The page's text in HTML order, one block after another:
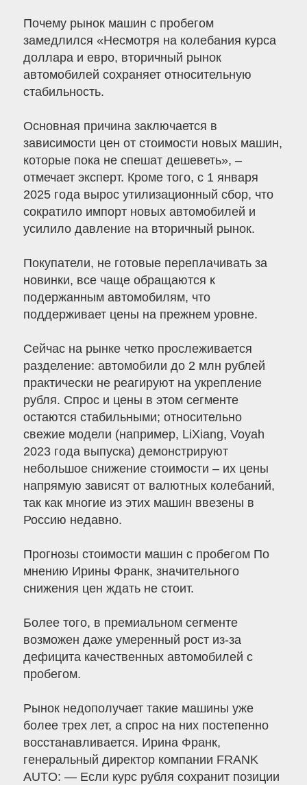
Почему рынок машин с пробегом
замедлился «Несмотря на колебания курса
доллара и евро, вторичный рынок
автомобилей сохраняет относительную
стабильность.
Основная причина заключается в
зависимости цен от стоимости новых машин,
которые пока не спешат дешеветь», –
отмечает эксперт. Кроме того, с 1 января
2025 года вырос утилизационный сбор, что
сократило импорт новых автомобилей и
усилило давление на вторичный рынок.
Покупатели, не готовые переплачивать за
новинки, все чаще обращаются к
подержанным автомобилям, что
поддерживает цены на прежнем уровне.
Сейчас на рынке четко прослеживается
разделение: автомобили до 2 млн рублей
практически не реагируют на укрепление
рубля. Спрос и цены в этом сегменте
остаются стабильными; относительно
свежие модели (например, LiXiang, Voyah
2023 года выпуска) демонстрируют
небольшое снижение стоимости – их цены
напрямую зависят от валютных колебаний,
так как многие из этих машин ввезены в
Россию недавно.
Прогнозы стоимости машин с пробегом По
мнению Ирины Франк, значительного
снижения цен ждать не стоит.
Более того, в премиальном сегменте
возможен даже умеренный рост из-за
дефицита качественных автомобилей с
пробегом.
Рынок недополучает такие машины уже
более трех лет, а спрос на них постепенно
восстанавливается. Ирина Франк,
генеральный директор компании FRANK
AUTO: — Если курс рубля сохранит позиции